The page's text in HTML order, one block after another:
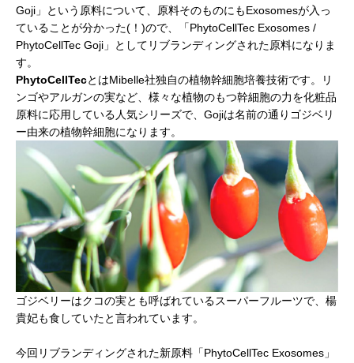
Goji」という原料について、原料そのものにもExosomesが入っ
ていることが分かった(！)ので、「PhytoCellTec Exosomes /
PhytoCellTec Goji」としてリブランディングされた原料になりま
す。
PhytoCellTecとはMibelle社独自の植物幹細胞培養技術です。リ
ンゴやアルガンの実など、様々な植物のもつ幹細胞の力を化粧品
原料に応用している人気シリーズで、Gojiは名前の通りゴジベリ
ー由来の植物幹細胞になります。
ゴジベリーはクコの実とも呼ばれているスーパーフルーツで、楊
貴妃も食していたと言われています。
今回リブランディングされた新原料「PhytoCellTec Exosomes」